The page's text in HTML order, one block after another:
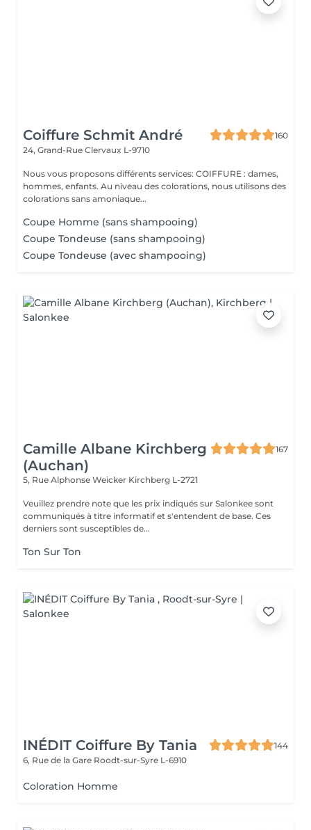
Coiffure Schmit André
160
24, Grand-Rue Clervaux L-9710
Nous vous proposons différents services: COIFFURE : dames,
hommes, enfants. Au niveau des colorations, nous utilisons des
colorations sans amoniaque...
Coupe Homme (sans shampooing)
Coupe Tondeuse (sans shampooing)
Coupe Tondeuse (avec shampooing)
Camille Albane Kirchberg
(Auchan)
167
5, Rue Alphonse Weicker Kirchberg L-2721
Veuillez prendre note que les prix indiqués sur Salonkee sont
communiqués à titre informatif et s'entendent de base. Ces
derniers sont susceptibles de...
Ton Sur Ton
INÉDIT Coiffure By Tania
144
6, Rue de la Gare Roodt-sur-Syre L-6910
Coloration Homme